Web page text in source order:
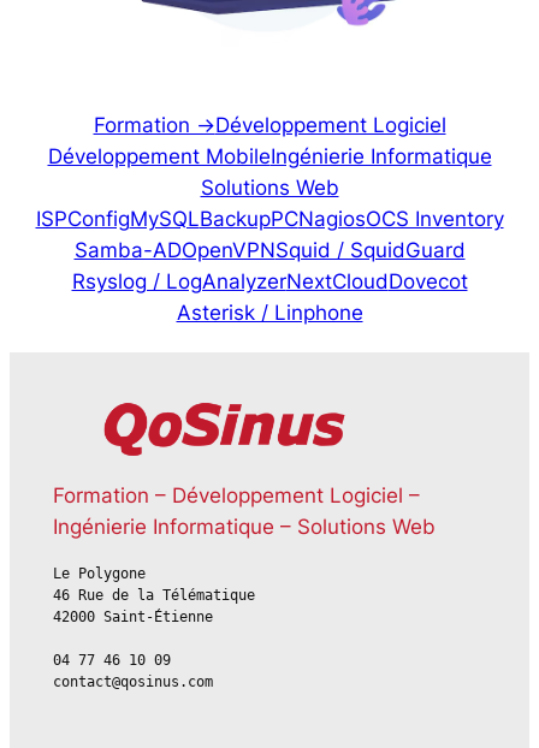
Formation ->Développement Logiciel
Développement MobileIngénierie Informatique
Solutions Web
ISPConfigMySQLBackupPCNagiosOCS Inventory
Samba-ADOpenVPNSquid / SquidGuard
Rsyslog / LogAnalyzerNextCloudDovecot
Asterisk / Linphone
Formation – Développement Logiciel –
Ingénierie Informatique – Solutions Web
Le Polygone
46 Rue de la Télématique
42000 Saint-Étienne
04 77 46 10 09
contact@qosinus.com